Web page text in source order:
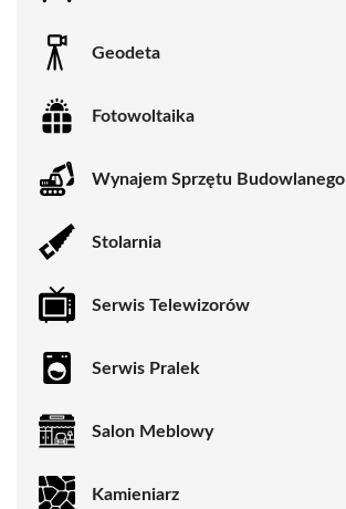
Geodeta
Fotowoltaika
Wynajem Sprzętu Budowlanego
Stolarnia
Serwis Telewizorów
Serwis Pralek
Salon Meblowy
Kamieniarz